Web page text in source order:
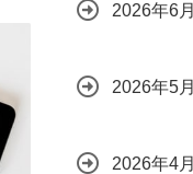
2026年6月
2026年5月
2026年4月